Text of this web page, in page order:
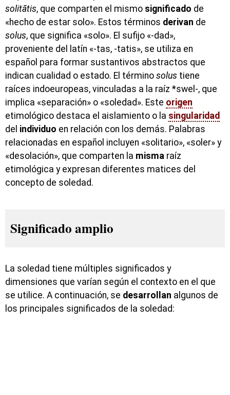
solitātis, que comparten el mismo significado de
«hecho de estar solo». Estos términos derivan de
solus, que significa «solo». El sufijo «-dad»,
proveniente del latín «-tas, -tatis», se utiliza en
español para formar sustantivos abstractos que
indican cualidad o estado. El término solus tiene
raíces indoeuropeas, vinculadas a la raíz *swel-, que
implica «separación» o «soledad». Este origen
etimológico destaca el aislamiento o la singularidad
del individuo en relación con los demás. Palabras
relacionadas en español incluyen «solitario», «soler» y
«desolación», que comparten la misma raíz
etimológica y expresan diferentes matices del
concepto de soledad.
Significado amplio
La soledad tiene múltiples significados y
dimensiones que varían según el contexto en el que
se utilice. A continuación, se desarrollan algunos de
los principales significados de la soledad: